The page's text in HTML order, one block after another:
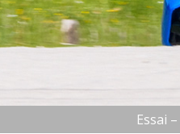
Essai – Alpine